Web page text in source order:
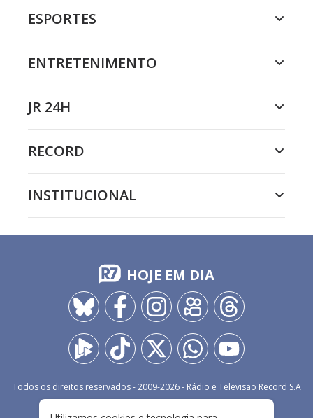
ESPORTES
ENTRETENIMENTO
JR 24H
RECORD
INSTITUCIONAL
HOJE EM DIA
Todos os direitos reservados - 2009-2026- Rádio e Televisão Record S.A